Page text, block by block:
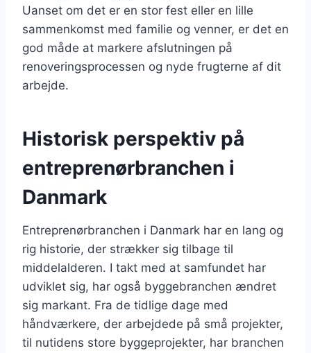
Uanset om det er en stor fest eller en lille
sammenkomst med familie og venner, er det en
god måde at markere afslutningen på
renoveringsprocessen og nyde frugterne af dit
arbejde.
Historisk perspektiv på
entreprenørbranchen i
Danmark
Entreprenørbranchen i Danmark har en lang og
rig historie, der strækker sig tilbage til
middelalderen. I takt med at samfundet har
udviklet sig, har også byggebranchen ændret
sig markant. Fra de tidlige dage med
håndværkere, der arbejdede på små projekter,
til nutidens store byggeprojekter, har branchen